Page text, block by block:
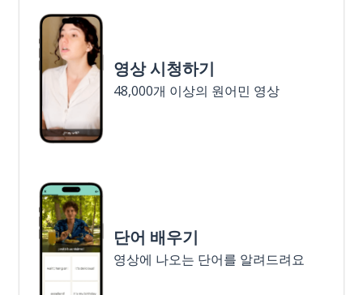
영상 시청하기
48,000개 이상의 원어민 영상
단어 배우기
영상에 나오는 단어를 알려드려요